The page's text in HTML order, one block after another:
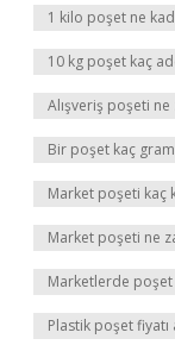
1 kilo poşet ne
10 kg poşet kaç
Alışveriş poşeti
Bir poşet kaç
Market poşeti kaç
Market poşeti ne
Marketlerde
Plastik poşet fiyatı